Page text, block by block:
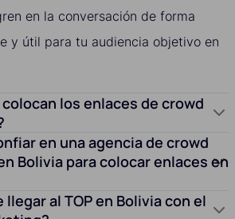
en la conversación de forma
y útil para tu audiencia objetivo en
colocan los enlaces de crowd
en una agencia de crowd
Bolivia para colocar enlaces en
llegar al TOP en Bolivia con el